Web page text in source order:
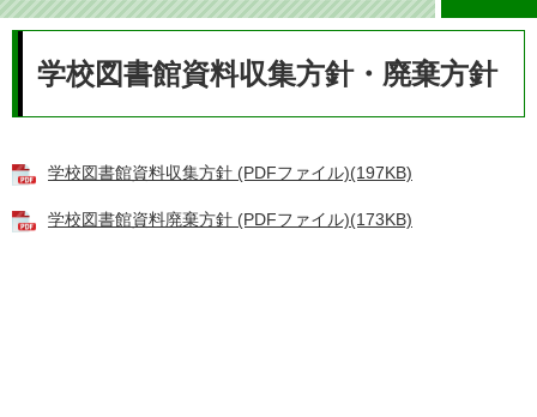
学校図書館資料収集方針・廃棄方針
学校図書館資料収集方針 (PDFファイル)(197KB)
学校図書館資料廃棄方針 (PDFファイル)(173KB)